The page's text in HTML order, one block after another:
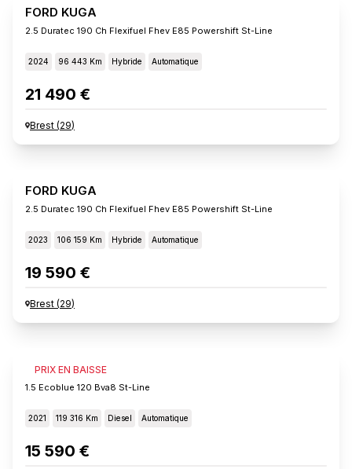
FORD KUGA
2.5 Duratec 190 Ch Flexifuel Fhev E85 Powershift St-Line
2024 96 443 Km Hybride Automatique
21 490 €
Brest (29)
FORD KUGA
2.5 Duratec 190 Ch Flexifuel Fhev E85 Powershift St-Line
2023 106 159 Km Hybride Automatique
19 590 €
Brest (29)
PRIX EN BAISSE
FORD KUGA
1.5 Ecoblue 120 Bva8 St-Line
2021 119 316 Km Diesel Automatique
15 590 €